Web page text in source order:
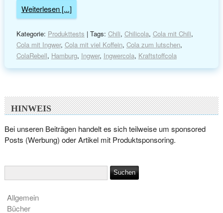
Weiterlesen [...]
Kategorie: Produkttests | Tags: Chili, Chilicola, Cola mit Chili,
Cola mit Ingwer, Cola mit viel Koffein, Cola zum lutschen,
ColaRebell, Hamburg, Ingwer, Ingwercola, Kraftstoffcola
HINWEIS
Bei unseren Beiträgen handelt es sich teilweise um sponsored
Posts (Werbung) oder Artikel mit Produktsponsoring.
Allgemein
Bücher